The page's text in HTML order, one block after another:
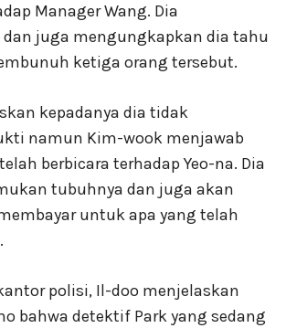
Manager Wang. Dia
juga mengungkapkan dia tahu
ketiga orang tersebut.
kepadanya dia tidak
namun Kim-wook menjawab
berbicara terhadap Yeo-na. Dia
tubuhnya dan juga akan
untuk apa yang telah
polisi, Il-doo menjelaskan
bahwa detektif Park yang sedang